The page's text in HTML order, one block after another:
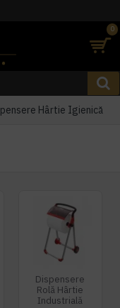
0
Hârtie Igienică
Dispensere
Rolă Hârtie
Industrială